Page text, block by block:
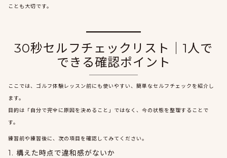
ことも大切です。
30秒セルフチェックリスト｜1人で
できる確認ポイント
ここでは、ゴルフ体験レッスン前にも使いやすい、簡単なセルフチェックを紹介し
ます。
目的は「自分で完全に原因を決めること」ではなく、今の状態を整理することで
す。
練習前や練習後に、次の項目を確認してみてください。
1. 構えた時点で違和感がないか